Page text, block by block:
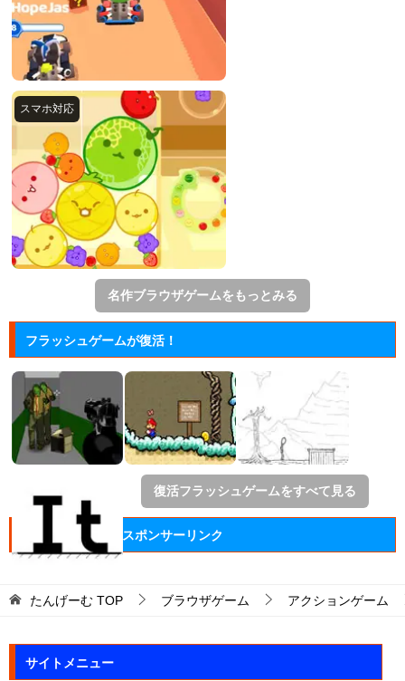
名作ブラウザゲームをもっとみる
フラッシュゲームが復活！
復活フラッシュゲームをすべて見る
スポンサーリンク
たんげーむ TOP ブラウザゲーム アクションゲーム
サイトメニュー